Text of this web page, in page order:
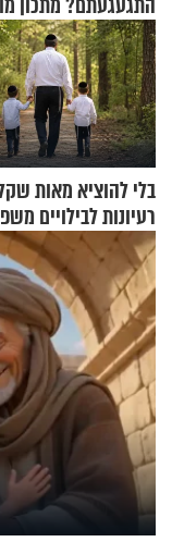
רעיונות לבילויים
כמעט בחינם